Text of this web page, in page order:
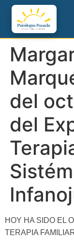
del
del
HOY HA SIDO EL
TERAPIA